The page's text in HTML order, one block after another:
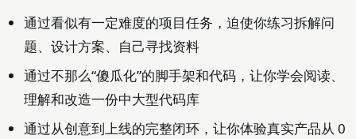
通过看似有一定难度的项目任务，迫使你练习拆解问
题、设计方案、自己寻找资料
通过不那么“傻瓜化”的脚手架和代码，让你学会阅读、
理解和改造一份中大型代码库
通过从创意到上线的完整闭环，让你体验真实产品从 0